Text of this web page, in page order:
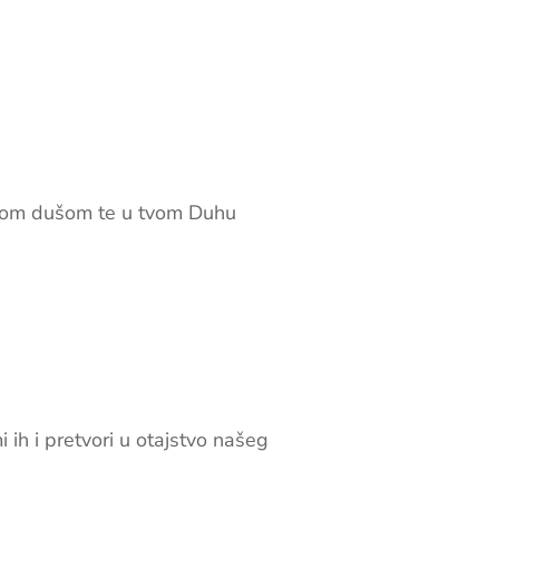
dušom te u tvom Duhu
ih i pretvori u otajstvo našeg